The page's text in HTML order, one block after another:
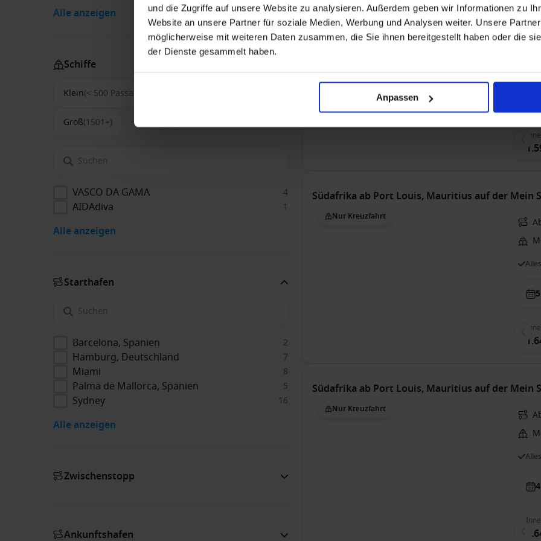
und die Zugriffe auf unsere Website zu analysieren. Außerdem geben wir Informationen zu
Website an unsere Partner für soziale Medien, Werbung und Analysen weiter. Unsere
möglicherweise mit weiteren Daten zusammen, die Sie ihnen bereitgestellt haben oder die
der Dienste gesammelt haben.
Anpassen
Alle anzeigen
Schiffe
Klein(< 500 Passagiere)
Groß(1501+)
VASCO DA GAMA 4
AIDAdiva 1
Alle anzeigen
Starthafen
Barcelona, Spanien 2
Hamburg, Deutschland 7
Miami 8
Palma de Mallorca, Spanien 5
Sydney 16
Alle anzeigen
Zwischenstopp
Ankunftshafen
Südafrika ab Port Louis, Mauritius auf der Mein
Nur Kreuzfahrt
Südafrika ab Port Louis, Mauritius auf der Mein
Nur Kreuzfahrt
Südafrika ab Port Louis, Mauritius auf der Mein
Nur Kreuzfahrt